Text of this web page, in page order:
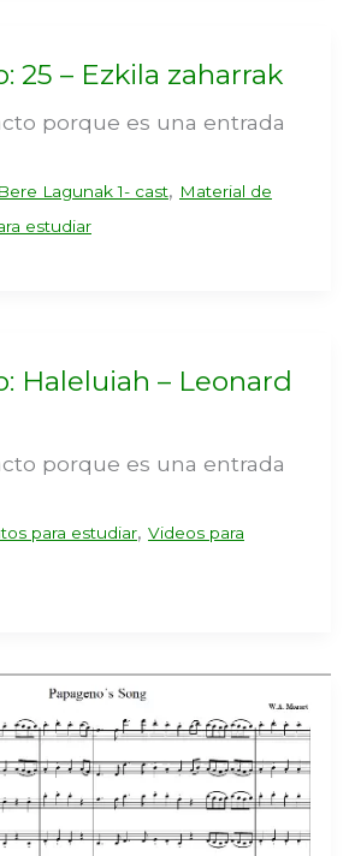
25 – Ezkila zaharrak
porque es una entrada
Lagunak 1- cast, Material de
estudiar
Haleluiah – Leonard
porque es una entrada
para estudiar, Videos para